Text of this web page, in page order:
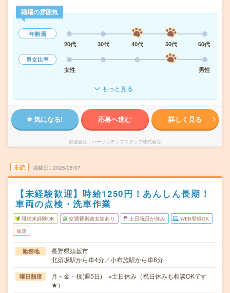
職場の雰囲気
年齢層
20代
30代 40代 50代
60代
男女比率
女性
男性
もっと見る
気になる! 応募へ進む 詳しく見る
派遣会社 パーソルテンプスタッフ株式会社
未読 掲載日 2026/08/07
【未経験歓迎】時給1250円！あんしん長期！
車両の点検・洗車作業
職種未経験OK 交通費別途支給あり 土日祝日が休み WEB登録OK
派遣
勤務地
長野県須坂市
北須坂駅から車4分／小布施駅から車8分
曜日頻度
月～金・祝(週5日) ※土日休み（祝日休みも相談OKです
★）